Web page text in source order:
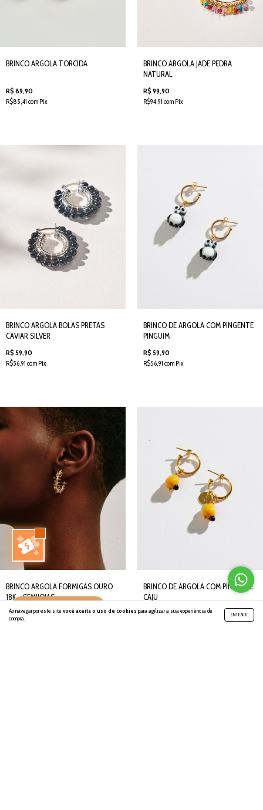
Ao navegar por este site você aceita o uso de cookies para agilizar a sua experiência de
compra.
ENTENDI
BRINCO ARGOLA TORCIDA
R$ 89,90
R$85,41 com Pix
BRINCO ARGOLA JADE PEDRA
NATURAL
R$ 99,90
R$94,91 com Pix
BRINCO ARGOLA BOLAS PRETAS
CAVIAR SILVER
R$ 59,90
R$56,91 com Pix
BRINCO DE ARGOLA COM PINGENTE
PINGUIM
R$ 59,90
R$56,91 com Pix
BRINCO ARGOLA FORMIGAS OURO
18K - SEMIJOIAS
R$ 185,00
R$175,75 com Pix
BRINCO DE ARGOLA COM PINGENTE
CAJU
R$ 49,90